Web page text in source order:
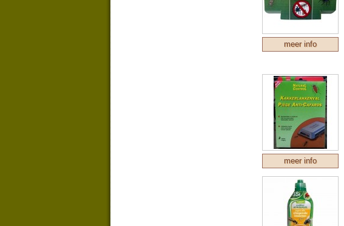
meer info
meer info